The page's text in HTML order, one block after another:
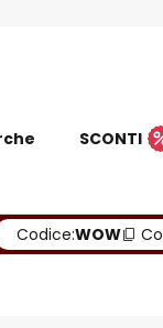
SCONTI
Codice:WOW